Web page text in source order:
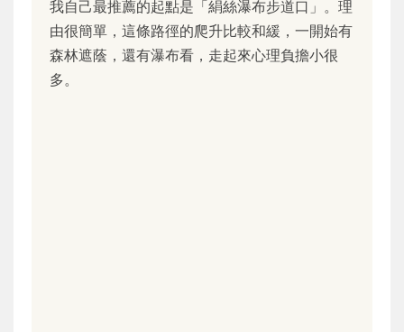
我自己最推薦的起點是「絹絲瀑布步道口」。理
由很簡單，這條路徑的爬升比較和緩，一開始有
森林遮蔭，還有瀑布看，走起來心理負擔小很
多。